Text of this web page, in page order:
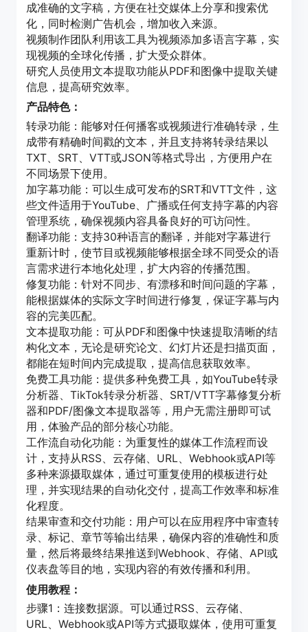
成准确的文字稿，方便在社交媒体上分享和搜索优
化，同时检测广告机会，增加收入来源。
视频制作团队利用该工具为视频添加多语言字幕，实
现视频的全球化传播，扩大受众群体。
研究人员使用文本提取功能从PDF和图像中提取关键
信息，提高研究效率。
产品特色：
转录功能：能够对任何播客或视频进行准确转录，生
成带有精确时间戳的文本，并且支持将转录结果以
TXT、SRT、VTT或JSON等格式导出，方便用户在
不同场景下使用。
加字幕功能：可以生成可发布的SRT和VTT文件，这
些文件适用于YouTube、广播或任何支持字幕的内容
管理系统，确保视频内容具备良好的可访问性。
翻译功能：支持30种语言的翻译，并能对字幕进行
重新计时，使节目或视频能够根据全球不同受众的语
言需求进行本地化处理，扩大内容的传播范围。
修复功能：针对不同步、有漂移和时间问题的字幕，
能根据媒体的实际文字时间进行修复，保证字幕与内
容的完美匹配。
文本提取功能：可从PDF和图像中快速提取清晰的结
构化文本，无论是研究论文、幻灯片还是扫描页面，
都能在短时间内完成提取，提高信息获取效率。
免费工具功能：提供多种免费工具，如YouTube转录
分析器、TikTok转录分析器、SRT/VTT字幕修复分析
器和PDF/图像文本提取器等，用户无需注册即可试
用，体验产品的部分核心功能。
工作流自动化功能：为重复性的媒体工作流程而设
计，支持从RSS、云存储、URL、Webhook或API等
多种来源摄取媒体，通过可重复使用的模板进行处
理，并实现结果的自动化交付，提高工作效率和标准
化程度。
结果审查和交付功能：用户可以在应用程序中审查转
录、标记、章节等输出结果，确保内容的准确性和质
量，然后将最终结果推送到Webhook、存储、API或
仪表盘等目的地，实现内容的有效传播和利用。
使用教程：
步骤1：连接数据源。可以通过RSS、云存储、
URL、Webhook或API等方式摄取媒体，使用可重复